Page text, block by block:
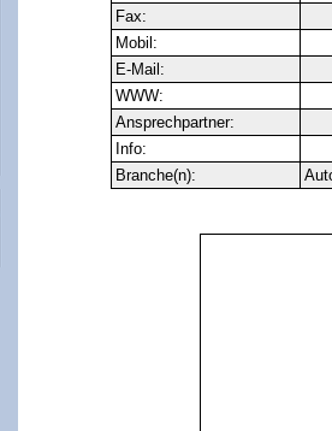
Fax:
Mobil:
E-Mail:
WWW:
Ansprechpartner:
Info:
Branche(n):